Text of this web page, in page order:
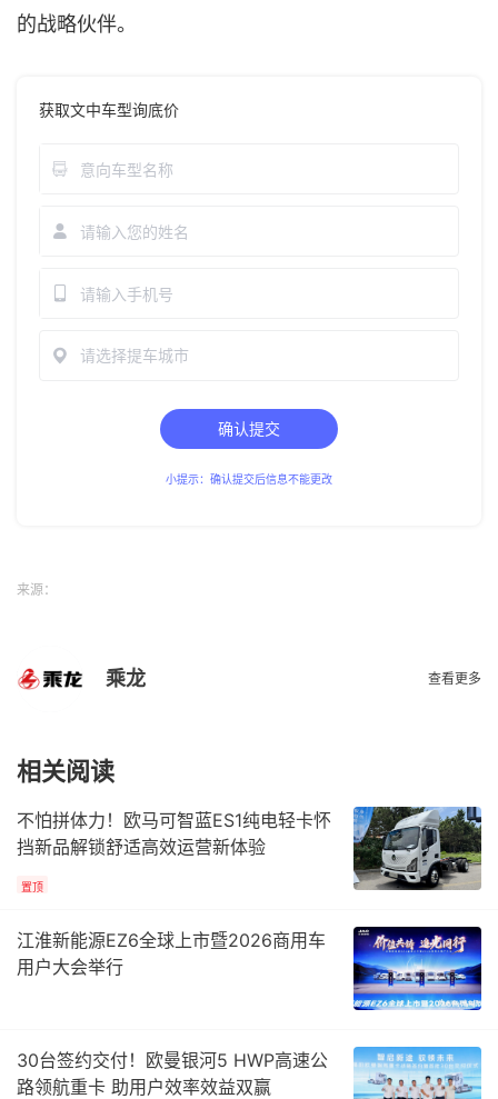
的战略伙伴。
获取文中车型询底价
请选择提车城市
确认提交
小提示：确认提交后信息不能更改
来源：
乘龙 查看更多
相关阅读
不怕拼体力！欧马可智蓝ES1纯电轻卡怀
挡新品解锁舒适高效运营新体验
置顶
江淮新能源EZ6全球上市暨2026商用车
用户大会举行
30台签约交付！欧曼银河5 HWP高速公
路领航重卡 助用户效率效益双赢